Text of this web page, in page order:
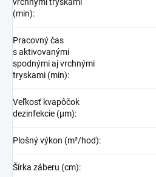
vrchnými tryskami
(min):
Pracovný čas
s aktivovanými
spodnými aj vrchnými
tryskami (min):
Veľkosť kvapôčok
dezinfekcie (µm):
Plošný výkon (m²/hod):
Šírka záberu (cm):